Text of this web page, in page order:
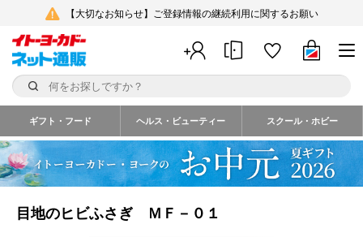
【大切なお知らせ】ご登録情報の継続利用に関するお願い
ギフト・フード ヘルス・ビューティー スクール・ホビー
目地のヒビふさぎ ＭＦ－０１